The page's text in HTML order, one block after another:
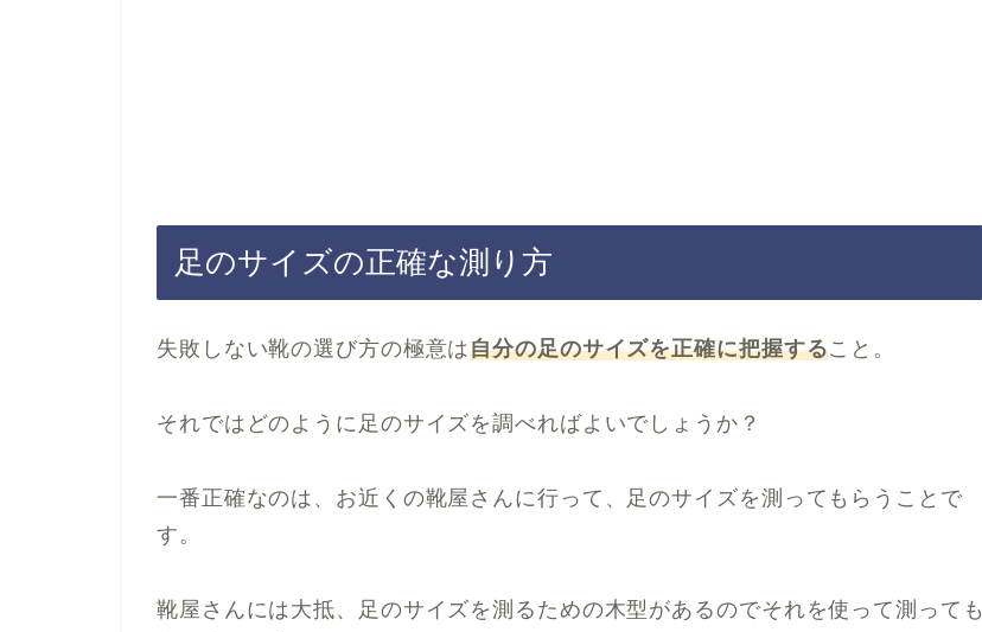
足のサイズの正確な測り方
失敗しない靴の選び方の極意は自分の足のサイズを正確に把握すること。
それではどのように足のサイズを調べればよいでしょうか？
一番正確なのは、お近くの靴屋さんに行って、足のサイズを測ってもらうことで
す。
靴屋さんには大抵、足のサイズを測るための木型があるのでそれを使って測っても